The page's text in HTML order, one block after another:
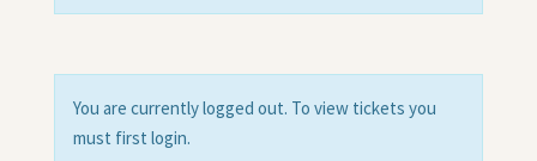
You are currently logged out. To view tickets you
must first login.